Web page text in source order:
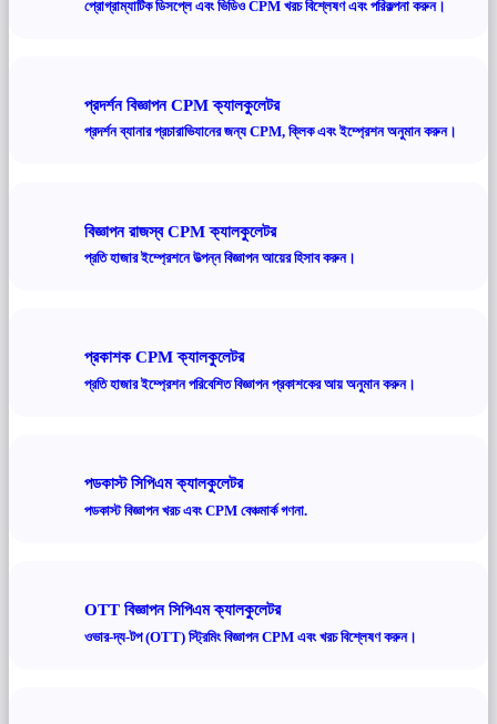
প্রোগ্রাম্যাটিক ডিসপ্লে এবং ভিডিও CPM খরচ বিশ্লেষণ এবং পরিকল্পনা করুন।
প্রদর্শন বিজ্ঞাপন CPM ক্যালকুলেটর
প্রদর্শন ব্যানার প্রচারাভিযানের জন্য CPM, ক্লিক এবং ইম্প্রেশন অনুমান করুন।
বিজ্ঞাপন রাজস্ব CPM ক্যালকুলেটর
প্রতি হাজার ইম্প্রেশনে উত্পন্ন বিজ্ঞাপন আয়ের হিসাব করুন।
প্রকাশক CPM ক্যালকুলেটর
প্রতি হাজার ইম্প্রেশন পরিবেশিত বিজ্ঞাপন প্রকাশকের আয় অনুমান করুন।
পডকাস্ট সিপিএম ক্যালকুলেটর
পডকাস্ট বিজ্ঞাপন খরচ এবং CPM বেঞ্চমার্ক গণনা.
OTT বিজ্ঞাপন সিপিএম ক্যালকুলেটর
ওভার-দ্য-টপ (OTT) স্ট্রিমিং বিজ্ঞাপন CPM এবং খরচ বিশ্লেষণ করুন।